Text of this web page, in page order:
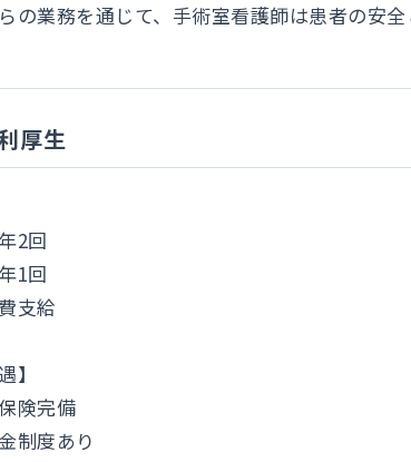
の業務を通じて、手術室看護師は患者の安全
厚生
2回
1回
支給
】
険完備
制度あり